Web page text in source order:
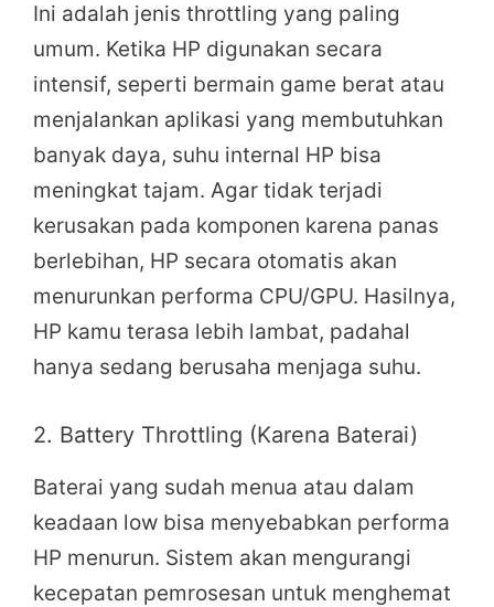
Ini adalah jenis throttling yang paling
umum. Ketika HP digunakan secara
intensif, seperti bermain game berat atau
menjalankan aplikasi yang membutuhkan
banyak daya, suhu internal HP bisa
meningkat tajam. Agar tidak terjadi
kerusakan pada komponen karena panas
berlebihan, HP secara otomatis akan
menurunkan performa CPU/GPU. Hasilnya,
HP kamu terasa lebih lambat, padahal
hanya sedang berusaha menjaga suhu.
2. Battery Throttling (Karena Baterai)
Baterai yang sudah menua atau dalam
keadaan low bisa menyebabkan performa
HP menurun. Sistem akan mengurangi
kecepatan pemrosesan untuk menghemat